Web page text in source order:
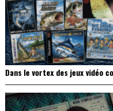
Dans le vortex des jeux vidéo